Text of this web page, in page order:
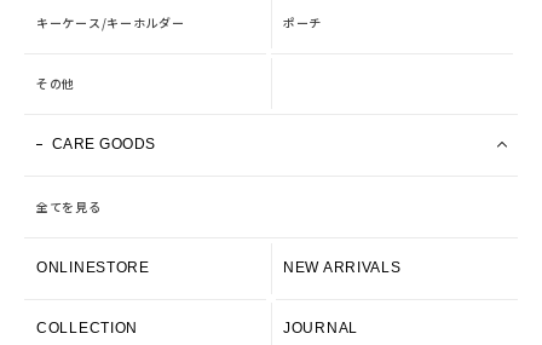
キーケース/キーホルダー ポーチ
その他
CARE GOODS
全てを見る
ONLINESTORE NEW ARRIVALS
COLLECTION JOURNAL